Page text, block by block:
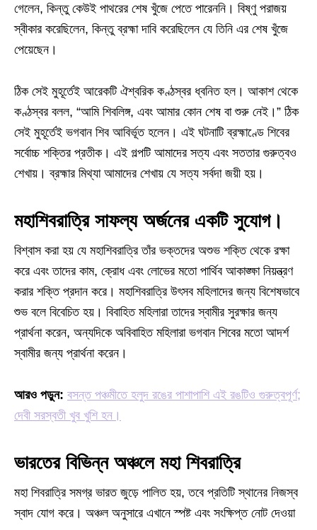
গেলেন, কিন্তু কেউই পাথরের শেষ খুঁজে পেতে পারেননি। বিষ্ণু পরাজয়
স্বীকার করেছিলেন, কিন্তু ব্রহ্মা দাবি করেছিলেন যে তিনি এর শেষ খুঁজে
পেয়েছেন।
ঠিক সেই মুহূর্তেই আরেকটি ঐশ্বরিক কণ্ঠস্বর ধ্বনিত হল। আকাশ থেকে
কণ্ঠস্বর বলল, “আমি শিবলিঙ্গ, এবং আমার কোন শেষ বা শুরু নেই।” ঠিক
সেই মুহূর্তেই ভগবান শিব আবির্ভূত হলেন। এই ঘটনাটি ব্রহ্মাণ্ডে শিবের
সর্বোচ্চ শক্তির প্রতীক। এই গল্পটি আমাদের সত্য এবং সততার গুরুত্বও
শেখায়। ব্রহ্মার মিথ্যা আমাদের শেখায় যে সত্য সর্বদা জয়ী হয়।
মহাশিবরাত্রি সাফল্য অর্জনের একটি সুযোগ।
বিশ্বাস করা হয় যে মহাশিবরাত্রি তাঁর ভক্তদের অশুভ শক্তি থেকে রক্ষা
করে এবং তাদের কাম, ক্রোধ এবং লোভের মতো পার্থিব আকাঙ্ক্ষা নিয়ন্ত্রণ
করার শক্তি প্রদান করে। মহাশিবরাত্রি উৎসব মহিলাদের জন্য বিশেষভাবে
শুভ বলে বিবেচিত হয়। বিবাহিত মহিলারা তাদের স্বামীর সুরক্ষার জন্য
প্রার্থনা করেন, অন্যদিকে অবিবাহিত মহিলারা ভগবান শিবের মতো আদর্শ
স্বামীর জন্য প্রার্থনা করেন।
আরও পড়ুন: বসন্ত পঞ্চমীতে হলুদ রঙের পাশাপাশি এই রঙটিও গুরুত্বপূর্ণ;
দেবী সরস্বতী খুব খুশি হন।
ভারতের বিভিন্ন অঞ্চলে মহা শিবরাত্রি
মহা শিবরাত্রি সমগ্র ভারত জুড়ে পালিত হয়, তবে প্রতিটি স্থানের নিজস্ব
স্বাদ যোগ করে। অঞ্চল অনুসারে এখানে স্পষ্ট এবং সংক্ষিপ্ত নোট দেওয়া